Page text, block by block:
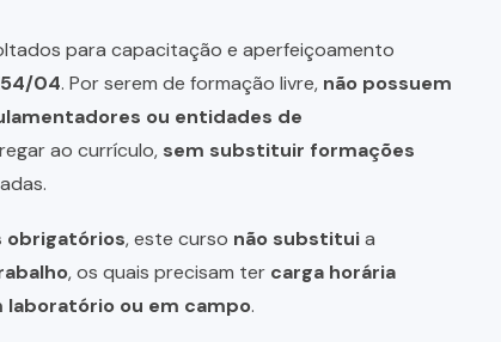
para capacitação e aperfeiçoamento
04. Por serem de formação livre, não possuem
ou entidades de
ao currículo, sem substituir formações
obrigatórios, este curso não substituia
, os quais precisam ter carga horária
ou em campo.